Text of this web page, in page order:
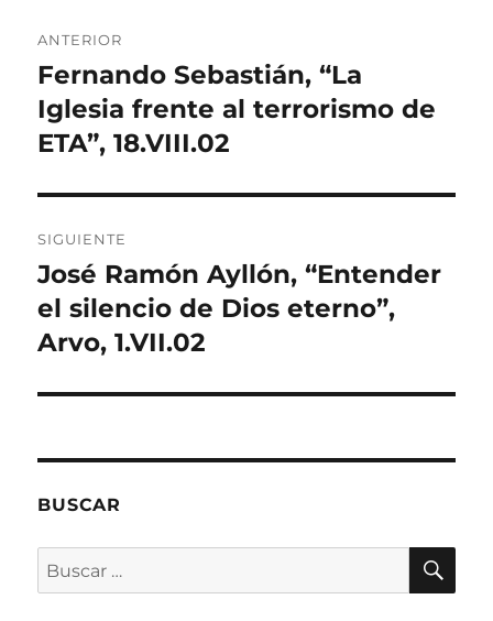
de
entradas
ANTERIOR
Entrada
anterior:
Fernando Sebastián, “La
Iglesia frente al terrorismo de
ETA”, 18.VIII.02
SIGUIENTE
Entrada
siguiente:
José Ramón Ayllón, “Entender
el silencio de Dios eterno”,
Arvo, 1.VII.02
BUSCAR
Buscar
por: